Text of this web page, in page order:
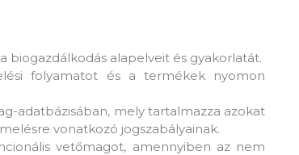
biogazdálkodás alapelveit és gyakorlatát.
folyamatot és a termékek nyomon
adatbázisában, mely tartalmazza azokat
vonatkozó jogszabályainak.
vetőmagot, amennyiben az nem